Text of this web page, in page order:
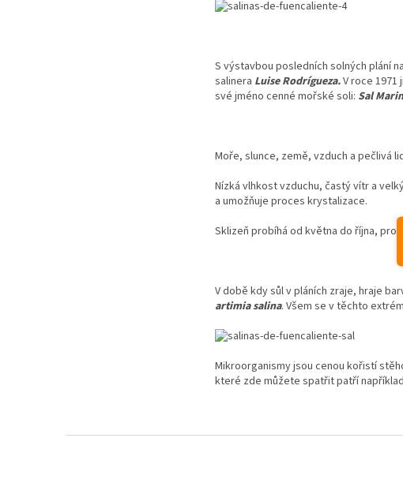
S výstavbou posledních solných plání
salinera Luise Rodrígueza.V roce
své jméno cenné mořské soli: Sal
Moře, slunce, země, vzduch a pečlivá
Nízká vlhkost vzduchu, častý vítr a
a umožňuje proces krystalizace.
Sklizeň probíhá od května do října,
V době kdy sůl v pláních zraje, hraje
artimia salina. Všem se v těchto
Mikroorganismy jsou cenou kořistí
které zde můžete spatřit patří